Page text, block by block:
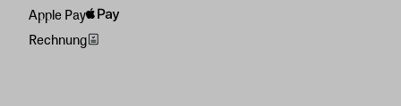
Apple Pay
Rechnung